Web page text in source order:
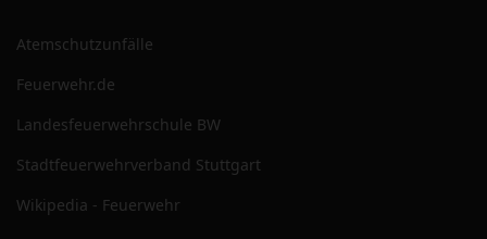
Atemschutzunfälle
Feuerwehr.de
Landesfeuerwehrschule BW
Stadtfeuerwehrverband Stuttgart
Wikipedia - Feuerwehr